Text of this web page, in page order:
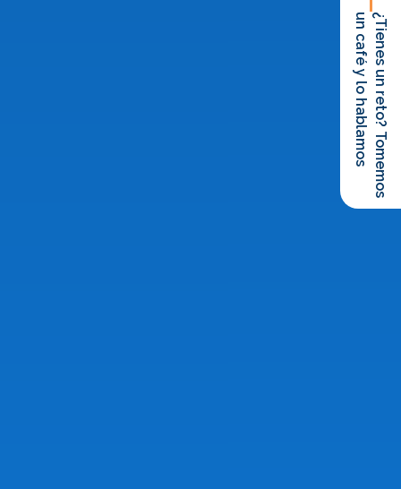
¿Tienes un reto? Tomemos
un café y lo hablamos